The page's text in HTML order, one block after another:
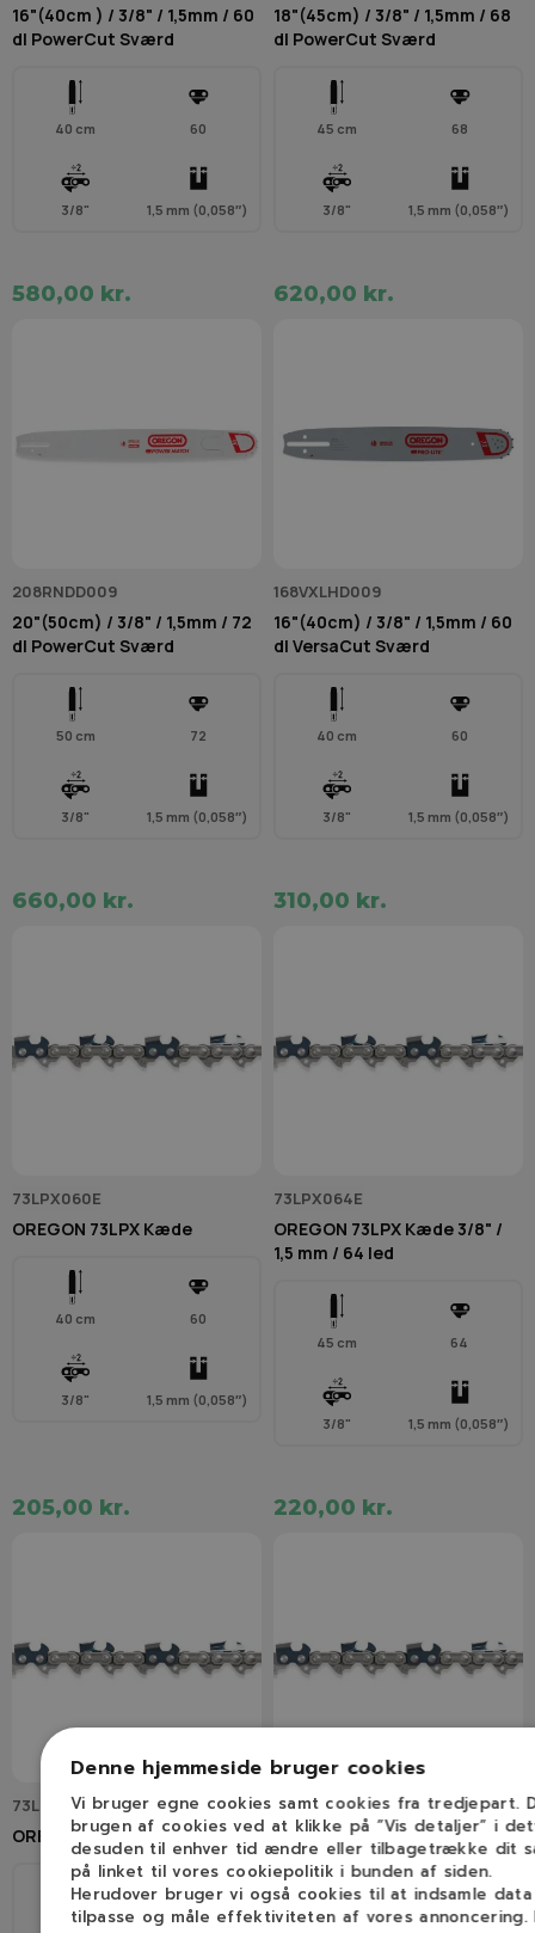
16"(40cm ) / 3/8" / 1,5mm / 60
dl PowerCut Sværd
40 cm 60
3/8" 1,5 mm (0,058″)
580,00 kr.
18"(45cm) / 3/8" / 1,5mm / 68
dl PowerCut Sværd
45 cm 68
3/8" 1,5 mm (0,058″)
620,00 kr.
208RNDD009
20"(50cm) / 3/8" / 1,5mm / 72
dl PowerCut Sværd
50 cm 72
3/8" 1,5 mm (0,058″)
660,00 kr.
168VXLHD009
16"(40cm) / 3/8" / 1,5mm / 60
dl VersaCut Sværd
40 cm 60
3/8" 1,5 mm (0,058″)
310,00 kr.
73LPX060E
OREGON 73LPX Kæde
40 cm 60
3/8" 1,5 mm (0,058″)
205,00 kr.
73LPX064E
OREGON 73LPX Kæde 3/8" /
1,5 mm / 64 led
45 cm 64
3/8" 1,5 mm (0,058″)
220,00 kr.
73LPX068E
OREGON 73LPX Kæde
45 cm 68
73LPX072E
OREGON 20" 73LPX Kæde
3/8" / 1,5 mm / 72 led
Denne hjemmeside bruger cookies
Vi bruger egne cookies samt cookies fra tredjepart.
brugen af cookies ved at klikke på ”Vis detaljer” i
desuden til enhver tid ændre eller tilbagetrække dit
på linket til vores cookiepolitik i bunden af siden.
Herudover bruger vi også cookies til at indsamle
tilpasse og måle effektiviteten af vores annoncering.